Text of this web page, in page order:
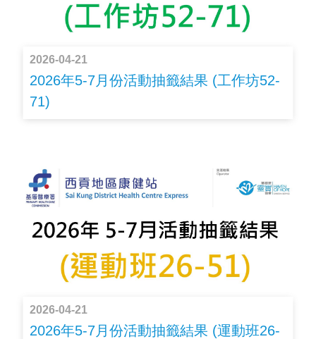
2026-04-21
2026年5-7月份活動抽籤結果 (工作坊52-
71)
2026-04-21
2026年5-7月份活動抽籤結果 (運動班26-